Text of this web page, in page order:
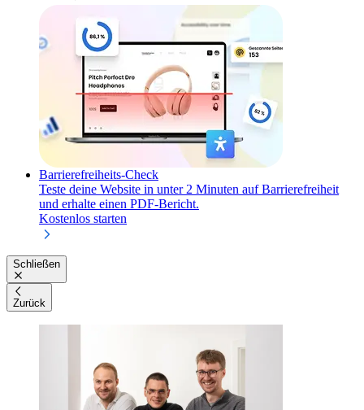
Barrierefreiheits-Check
Teste deine Website in unter 2 Minuten auf Barrierefreiheit
und erhalte einen PDF-Bericht.
Kostenlos starten
Schließen
Zurück